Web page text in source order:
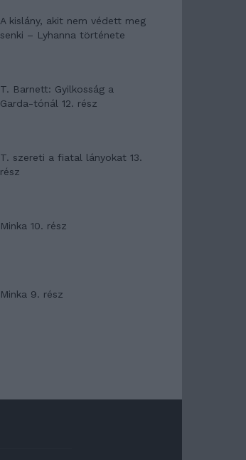
A kislány, akit nem védett meg
senki – Lyhanna története
T. Barnett: Gyilkosság a
Garda-tónál 12. rész
T. szereti a fiatal lányokat 13.
rész
Minka 10. rész
Minka 9. rész